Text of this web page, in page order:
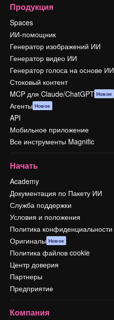
Продукция
Spaces
ИИ-помощник
Генератор изображений ИИ
Генератор видео ИИ
Генератор голоса на основе ИИ
Стоковый контент
MCP для Claude/ChatGPT Новое
Агенты Новое
API
Мобильное приложение
Все инструменты Magnific
Начать
Academy
Документация по Пакету ИИ
Служба поддержки
Условия и положения
Политика конфиденциальности
Оригиналы Новое
Политика файлов cookie
Центр доверия
Партнеры
Предприятие
Компания